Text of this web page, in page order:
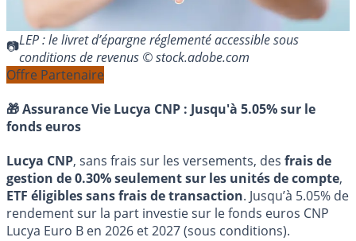
LEP : le livret d’épargne réglementé accessible sous
conditions de revenus © stock.adobe.com
Offre Partenaire
🎁 Assurance Vie Lucya CNP : Jusqu'à 5.05% sur le
fonds euros
Lucya CNP, sans frais sur les versements, des frais de
gestion de 0.30% seulement sur les unités de compte,
ETF éligibles sans frais de transaction. Jusqu’à 5.05% de
rendement sur la part investie sur le fonds euros CNP
Lucya Euro B en 2026 et 2027 (sous conditions).